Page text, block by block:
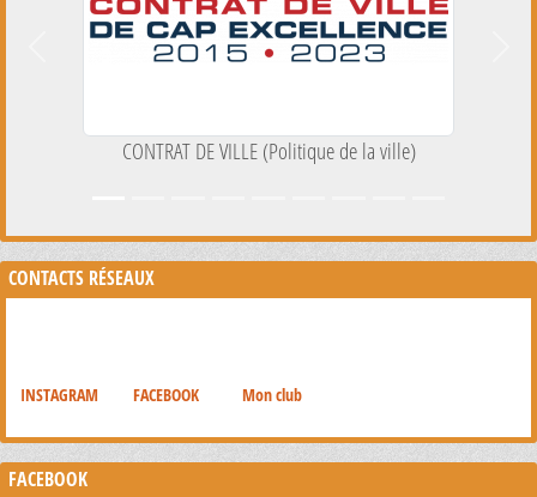
CONTRAT DE VILLE (Politique de la ville)
CONTACTS RÉSEAUX
INSTAGRAM FACEBOOK Mon club
FACEBOOK